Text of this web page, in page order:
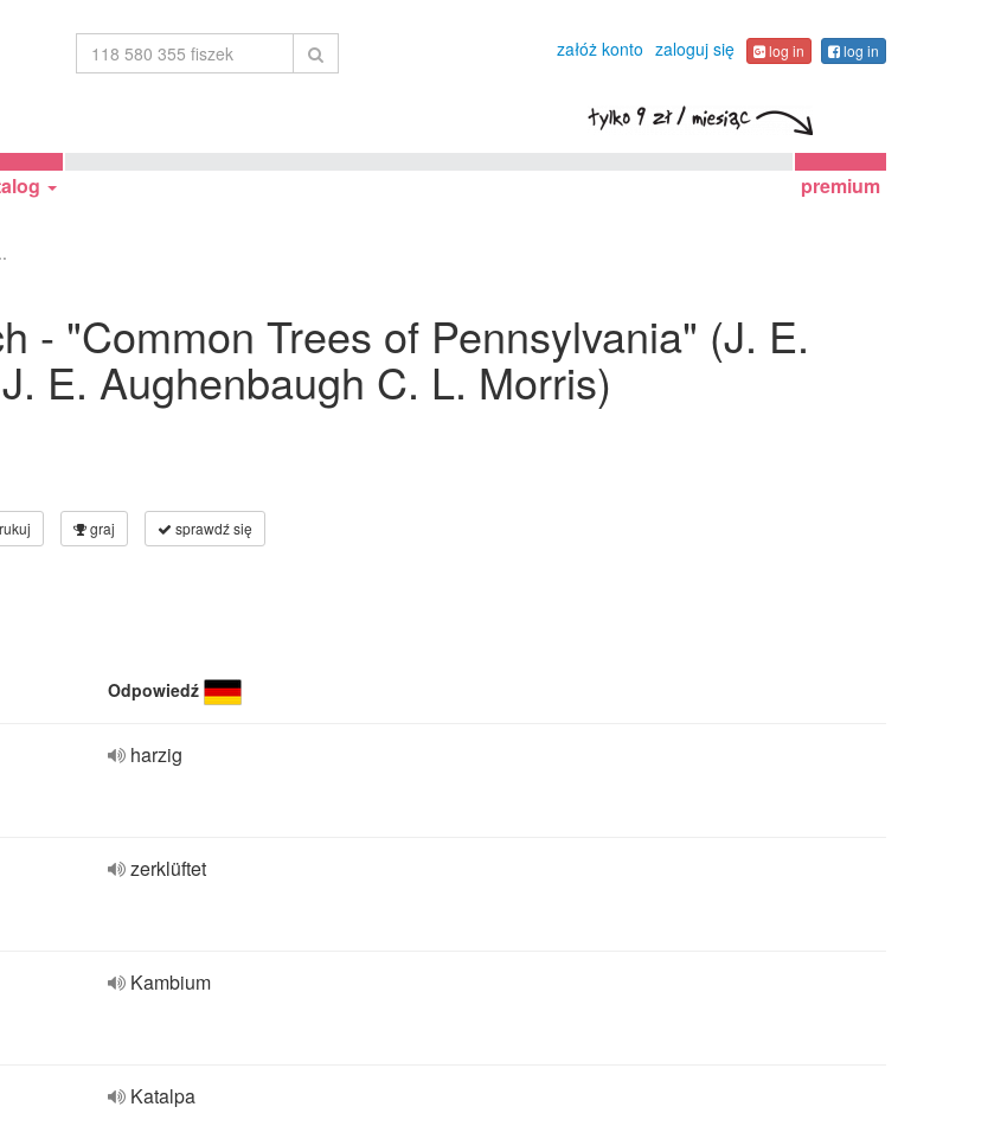
załóż konto zaloguj się log in log in
premium
- "Common Trees of Pennsylvania" (J. E.
E. Aughenbaugh C. L. Morris)
graj sprawdź się
Odpowiedź
harzig
zerklüftet
Kambium
Katalpa